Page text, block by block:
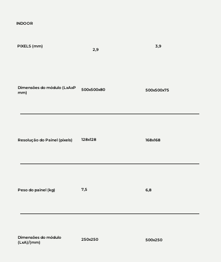
PIXELS (mm) 3,9
INDOOR
2,9
Dimensões do módulo (LxAxP
mm)
500x500x75
500x500x80
Resolução do Painel (pixels) 168x168
128x128
Peso do painel (kg) 6,8
7,5
Dimensões do módulo
(LxA)/(mm)
500x250
250x250